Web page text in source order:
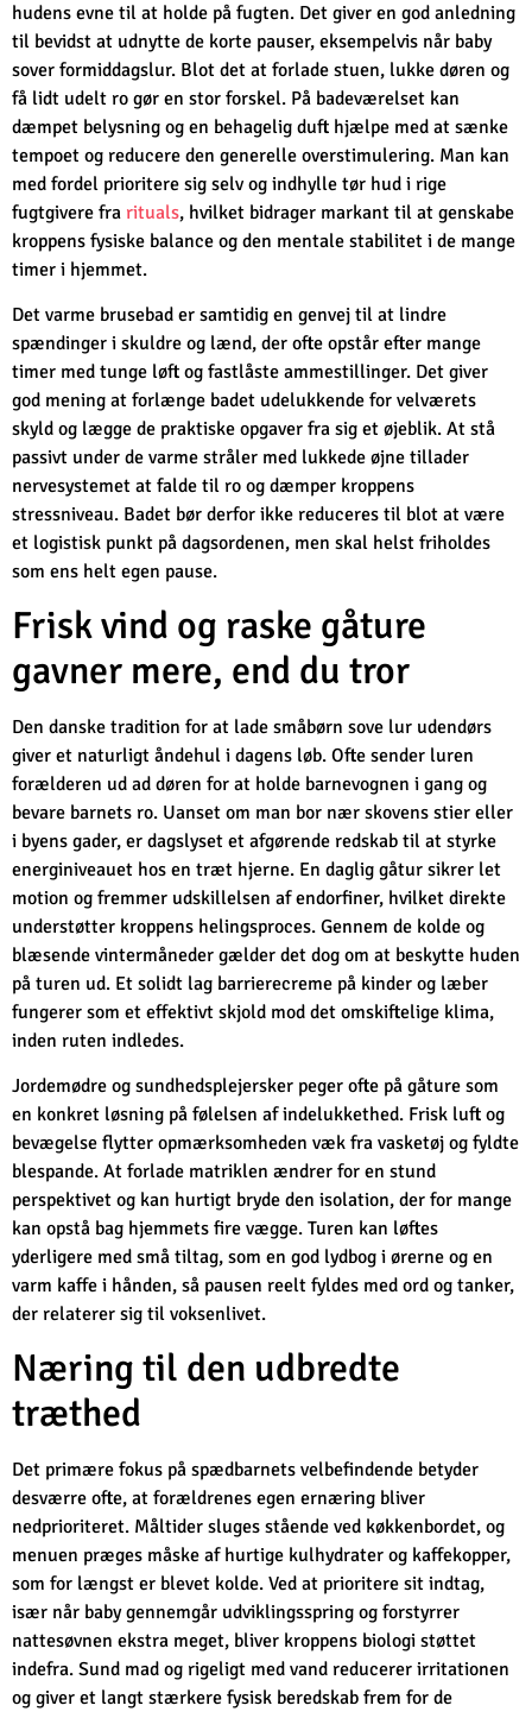
hudens evne til at holde på fugten. Det giver en god anledning
til bevidst at udnytte de korte pauser, eksempelvis når baby
sover formiddagslur. Blot det at forlade stuen, lukke døren og
få lidt udelt ro gør en stor forskel. På badeværelset kan
dæmpet belysning og en behagelig duft hjælpe med at sænke
tempoet og reducere den generelle overstimulering. Man kan
med fordel prioritere sig selv og indhylle tør hud i rige
fugtgivere fra rituals, hvilket bidrager markant til at genskabe
kroppens fysiske balance og den mentale stabilitet i de mange
timer i hjemmet.
Det varme brusebad er samtidig en genvej til at lindre
spændinger i skuldre og lænd, der ofte opstår efter mange
timer med tunge løft og fastlåste ammestillinger. Det giver
god mening at forlænge badet udelukkende for velværets
skyld og lægge de praktiske opgaver fra sig et øjeblik. At stå
passivt under de varme stråler med lukkede øjne tillader
nervesystemet at falde til ro og dæmper kroppens
stressniveau. Badet bør derfor ikke reduceres til blot at være
et logistisk punkt på dagsordenen, men skal helst friholdes
som ens helt egen pause.
Frisk vind og raske gåture
gavner mere, end du tror
Den danske tradition for at lade småbørn sove lur udendørs
giver et naturligt åndehul i dagens løb. Ofte sender luren
forælderen ud ad døren for at holde barnevognen i gang og
bevare barnets ro. Uanset om man bor nær skovens stier eller
i byens gader, er dagslyset et afgørende redskab til at styrke
energiniveauet hos en træt hjerne. En daglig gåtur sikrer let
motion og fremmer udskillelsen af endorfiner, hvilket direkte
understøtter kroppens helingsproces. Gennem de kolde og
blæsende vintermåneder gælder det dog om at beskytte huden
på turen ud. Et solidt lag barrierecreme på kinder og læber
fungerer som et effektivt skjold mod det omskiftelige klima,
inden ruten indledes.
Jordemødre og sundhedsplejersker peger ofte på gåture som
en konkret løsning på følelsen af indelukkethed. Frisk luft og
bevægelse flytter opmærksomheden væk fra vasketøj og fyldte
blespande. At forlade matriklen ændrer for en stund
perspektivet og kan hurtigt bryde den isolation, der for mange
kan opstå bag hjemmets fire vægge. Turen kan løftes
yderligere med små tiltag, som en god lydbog i ørerne og en
varm kaffe i hånden, så pausen reelt fyldes med ord og tanker,
der relaterer sig til voksenlivet.
Næring til den udbredte
træthed
Det primære fokus på spædbarnets velbefindende betyder
desværre ofte, at forældrenes egen ernæring bliver
nedprioriteret. Måltider sluges stående ved køkkenbordet, og
menuen præges måske af hurtige kulhydrater og kaffekopper,
som for længst er blevet kolde. Ved at prioritere sit indtag,
især når baby gennemgår udviklingsspring og forstyrrer
nattesøvnen ekstra meget, bliver kroppens biologi støttet
indefra. Sund mad og rigeligt med vand reducerer irritationen
og giver et langt stærkere fysisk beredskab frem for de